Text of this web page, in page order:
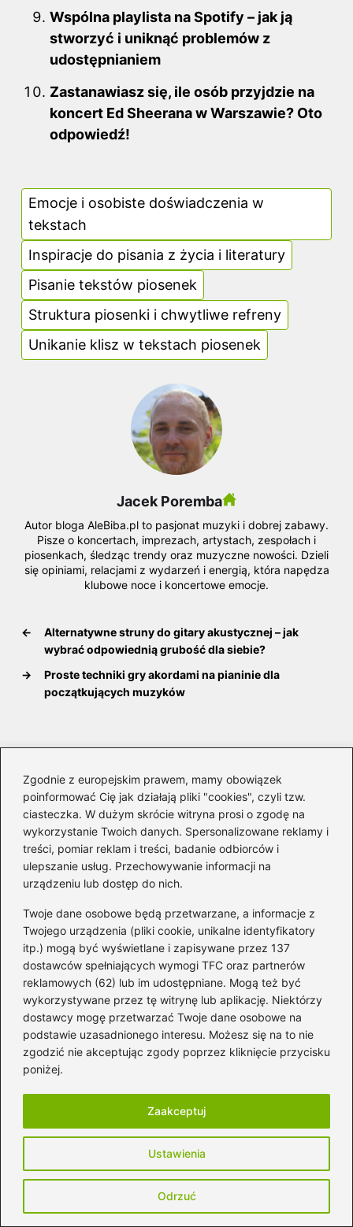
Zgodnie z europejskim prawem, mamy obowiązek
poinformować Cię jak działają pliki "cookies", czyli tzw.
ciasteczka. W dużym skrócie witryna prosi o zgodę na
wykorzystanie Twoich danych. Spersonalizowane reklamy i
treści, pomiar reklam i treści, badanie odbiorców i
ulepszanie usług. Przechowywanie informacji na
urządzeniu lub dostęp do nich.
Twoje dane osobowe będą przetwarzane, a informacje z
Twojego urządzenia (pliki cookie, unikalne identyfikatory
itp.) mogą być wyświetlane i zapisywane przez 137
dostawców spełniających wymogi TFC oraz partnerów
reklamowych (62) lub im udostępniane. Mogą też być
wykorzystywane przez tę witrynę lub aplikację. Niektórzy
dostawcy mogę przetwarzać Twoje dane osobowe na
podstawie uzasadnionego interesu. Możesz się na to nie
zgodzić nie akceptując zgody poprzez kliknięcie przycisku
poniżej.
Ustawienia
Odrzuć
Zaakceptuj
Wspólna playlista na Spotify – jak ją
stworzyć i uniknąć problemów z
udostępnianiem
Zastanawiasz się, ile osób przyjdzie na
koncert Ed Sheerana w Warszawie? Oto
odpowiedź!
Emocje i osobiste doświadczenia w
tekstach
Inspiracje do pisania z życia i literatury
Pisanie tekstów piosenek
Struktura piosenki i chwytliwe refreny
Unikanie klisz w tekstach piosenek
Jacek Poremba
Autor bloga AleBiba.pl to pasjonat muzyki i dobrej zabawy.
Pisze o koncertach, imprezach, artystach, zespołach i
piosenkach, śledząc trendy oraz muzyczne nowości. Dzieli
się opiniami, relacjami z wydarzeń i energią, która napędza
klubowe noce i koncertowe emocje.
←
Alternatywne struny do gitary akustycznej – jak
wybrać odpowiednią grubość dla siebie?
→
Proste techniki gry akordami na pianinie dla
początkujących muzyków
Twój adres email nie zostanie opublikowany.
Wymagane pola są oznaczone*
Komentarz*
Nazwa*
Adres email*
Witryna internetowa
Zapamiętaj moje dane w tej przeglądarce
podczas pisania kolejnych komentarzy.